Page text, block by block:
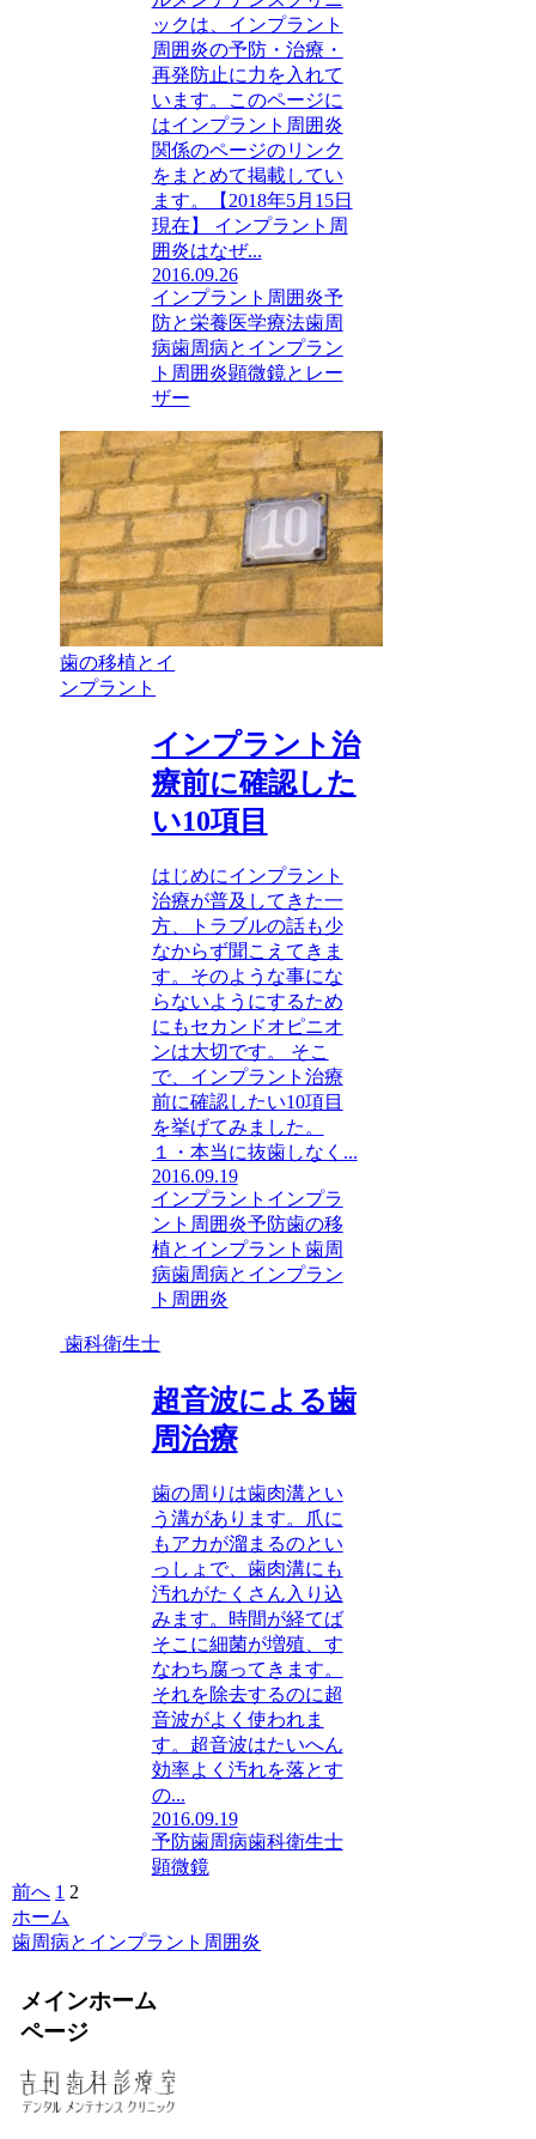
ックは、インプラント
周囲炎の予防・治療・
再発防止に力を入れて
います。このページに
はインプラント周囲炎
関係のページのリンク
をまとめて掲載してい
ます。【2018年5月15日
現在】 インプラント周
囲炎はなぜ...
2016.09.26
インプラント周囲炎予
防と栄養医学療法歯周
病歯周病とインプラン
ト周囲炎顕微鏡とレー
ザー
歯の移植とイ
ンプラント
インプラント治
療前に確認した
い10項目
はじめにインプラント
治療が普及してきた一
方、トラブルの話も少
なからず聞こえてきま
す。そのような事にな
らないようにするため
にもセカンドオピニオ
ンは大切です。 そこ
で、インプラント治療
前に確認したい10項目
を挙げてみました。
１・本当に抜歯しなく...
2016.09.19
インプラント インプラ
ント周囲炎予防歯の移
植とインプラント 歯周
病歯周病とインプラン
ト周囲炎
歯科衛生士
超音波による歯
周治療
歯の周りは歯肉溝とい
う溝があります。爪に
もアカが溜まるのとい
っしょで、歯肉溝にも
汚れがたくさん入り込
みます。時間が経てば
そこに細菌が増殖、す
なわち腐ってきます。
それを除去するのに超
音波がよく使われま
す。超音波はたいへん
効率よく汚れを落とす
の...
2016.09.19
予防歯周病歯科衛生士
顕微鏡
前へ 1 2
ホーム
歯周病とインプラント周囲炎
メインホーム
ページ